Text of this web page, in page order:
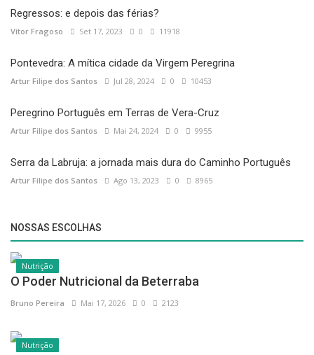
Regressos: e depois das férias?
Vítor Fragoso Set 17, 2023 0 11918
Pontevedra: A mítica cidade da Virgem Peregrina
Artur Filipe dos Santos Jul 28, 2024 0 10453
Peregrino Português em Terras de Vera-Cruz
Artur Filipe dos Santos Mai 24, 2024 0 9955
Serra da Labruja: a jornada mais dura do Caminho Português
Artur Filipe dos Santos Ago 13, 2023 0 8965
NOSSAS ESCOLHAS
Nutrição
O Poder Nutricional da Beterraba
Bruno Pereira Mai 17, 2026 0 2123
Bolos saudáveis: como fazer bolos caseiros com
menos açúcar